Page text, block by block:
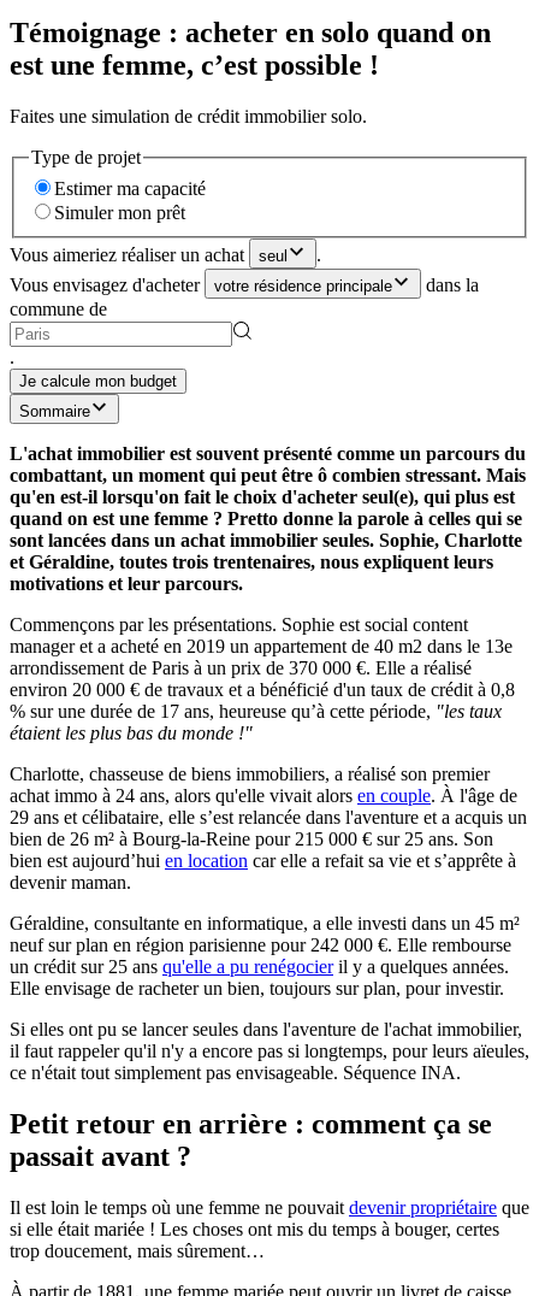
Témoignage : acheter en solo quand on
est une femme, c’est possible !
Faites une simulation de crédit immobilier solo.
Type de projet
Estimer ma capacité
Simuler mon prêt
Vous aimeriez réaliser un achat seul
.
Vous envisagez d'acheter
votre résidence principale
dans la
commune de
.
Je calcule mon budget
Sommaire
L'achat immobilier est souvent présenté comme un parcours du
combattant, un moment qui peut être ô combien stressant. Mais
qu'en est-il lorsqu'on fait le choix d'acheter seul(e), qui plus est
quand on est une femme ? Pretto donne la parole à celles qui se
sont lancées dans un achat immobilier seules. Sophie, Charlotte
et Géraldine, toutes trois trentenaires, nous expliquent leurs
motivations et leur parcours.
Commençons par les présentations. Sophie est social content
manager et a acheté en 2019 un appartement de 40 m2 dans le 13e
arrondissement de Paris à un prix de 370 000 €. Elle a réalisé
environ 20 000 € de travaux et a bénéficié d'un taux de crédit à 0,8
% sur une durée de 17 ans, heureuse qu’à cette période, "les taux
étaient les plus bas du monde !"
Charlotte, chasseuse de biens immobiliers, a réalisé son premier
achat immo à 24 ans, alors qu'elle vivait alors en couple. À l'âge de
29 ans et célibataire, elle s’est relancée dans l'aventure et a acquis un
bien de 26 m² à Bourg-la-Reine pour 215 000 € sur 25 ans. Son
bien est aujourd’hui en location car elle a refait sa vie et s’apprête à
devenir maman.
Géraldine, consultante en informatique, a elle investi dans un 45 m²
neuf sur plan en région parisienne pour 242 000 €. Elle rembourse
un crédit sur 25 ans qu'elle a pu renégocieril y a quelques années.
Elle envisage de racheter un bien, toujours sur plan, pour investir.
Si elles ont pu se lancer seules dans l'aventure de l'achat immobilier,
il faut rappeler qu'il n'y a encore pas si longtemps, pour leurs aïeules,
ce n'était tout simplement pas envisageable. Séquence INA.
Petit retour en arrière : comment ça se
passait avant ?
Il est loin le temps où une femme ne pouvait devenir propriétaire que
si elle était mariée ! Les choses ont mis du temps à bouger, certes
trop doucement, mais sûrement…
À partir de 1881, une femme mariée peut ouvrir un livret de caisse